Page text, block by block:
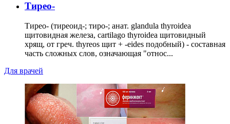
Тирео-
Тирео- (тиреоид-; тиро-; анат. glandula thyroidea
щитовидная железа, cartilago thyroidea щитовидный
хрящ, от греч. thyreos щит + -eides подобный) - составная
часть сложных слов, означающая "относ...
Для врачей